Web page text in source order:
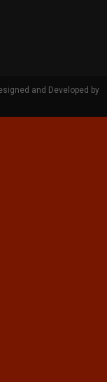
and Developed by